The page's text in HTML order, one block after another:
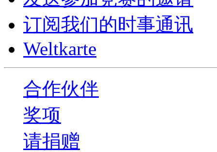
订阅我们的时事通讯
Weltkarte
合作伙伴
奖项
请捐赠